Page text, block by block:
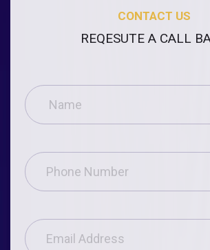
CONTACT US
REQESUTE A CALL